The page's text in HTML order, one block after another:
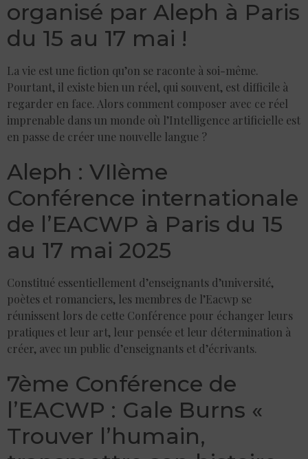
organisé par Aleph à Paris
du 15 au 17 mai !
La vie est une fiction qu’on se raconte à soi-même.
Pourtant, il existe bien un réel, qui souvent, est difficile à
regarder en face. Alors comment composer avec ce réel
imprenable dans un monde où l’Intelligence artificielle est
en passe de créer une nouvelle langue ?
Aleph : VIIème
Conférence internationale
de l’EACWP à Paris du 15
au 17 mai 2025
Constitué essentiellement d’enseignants d’université,
poètes et romanciers, les membres de l’Eacwp se
réunissent lors de cette Conférence pour échanger leurs
pratiques et leur art, leur pensée et leur détermination à
créer, avec un public d’enseignants et d’écrivants.
7ème Conférence de
l’EACWP : Gale Burns «
Trouver l’humain,